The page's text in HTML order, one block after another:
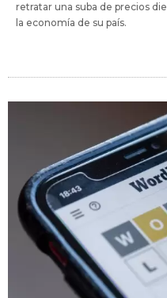
retratar una suba de precios
la economía de su país.